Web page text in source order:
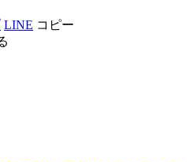
LINE コピー